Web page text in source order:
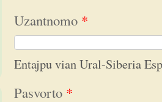
Uzantnomo *
Entajpu vian Ural-Siberia
Pasvorto *